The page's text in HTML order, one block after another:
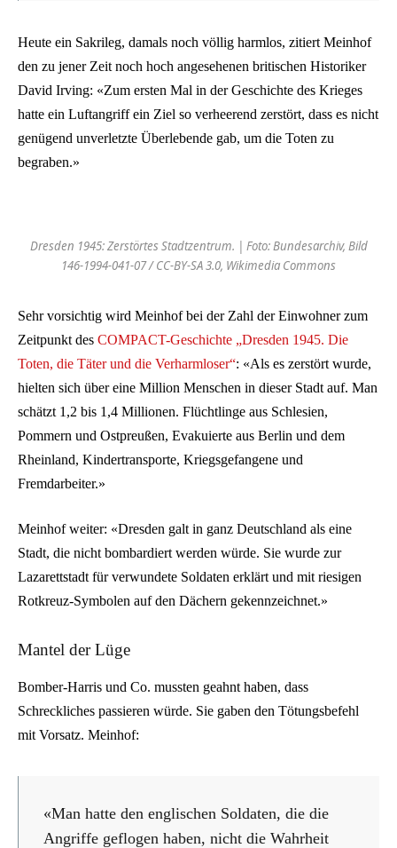
Heute ein Sakrileg, damals noch völlig harmlos, zitiert Meinhof
den zu jener Zeit noch hoch angesehenen britischen Historiker
David Irving: «Zum ersten Mal in der Geschichte des Krieges
hatte ein Luftangriff ein Ziel so verheerend zerstört, dass es nicht
genügend unverletzte Überlebende gab, um die Toten zu
begraben.»
Dresden 1945: Zerstörtes Stadtzentrum. | Foto: Bundesarchiv, Bild
146-1994-041-07 / CC-BY-SA 3.0, Wikimedia Commons
Sehr vorsichtig wird Meinhof bei der Zahl der Einwohner zum
Zeitpunkt des COMPACT-Geschichte „Dresden 1945. Die
Toten, die Täter und die Verharmloser“: «Als es zerstört wurde,
hielten sich über eine Million Menschen in dieser Stadt auf. Man
schätzt 1,2 bis 1,4 Millionen. Flüchtlinge aus Schlesien,
Pommern und Ostpreußen, Evakuierte aus Berlin und dem
Rheinland, Kindertransporte, Kriegsgefangene und
Fremdarbeiter.»
Meinhof weiter: «Dresden galt in ganz Deutschland als eine
Stadt, die nicht bombardiert werden würde. Sie wurde zur
Lazarettstadt für verwundete Soldaten erklärt und mit riesigen
Rotkreuz-Symbolen auf den Dächern gekennzeichnet.»
Mantel der Lüge
Bomber-Harris und Co. mussten geahnt haben, dass
Schreckliches passieren würde. Sie gaben den Tötungsbefehl
mit Vorsatz. Meinhof:
«Man hatte den englischen Soldaten, die die
Angriffe geflogen haben, nicht die Wahrheit